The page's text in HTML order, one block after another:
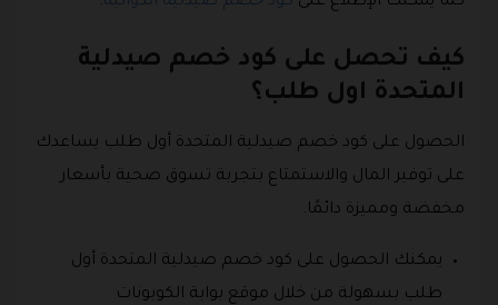
كيف تحصل على كود خصم صيدلية
المتحدة اول طلب؟
الحصول على كود خصم صيدلية المتحدة أول طلب يساعدك
على توفير المال والاستمتاع بتجربة تسوق صحية بأسعار
مخفضة ومميزة دائمًا.
يمكنك الحصول على كود خصم صيدلية المتحدة أول
طلب بسهولة من خلال موقع بوابة الكوبونات